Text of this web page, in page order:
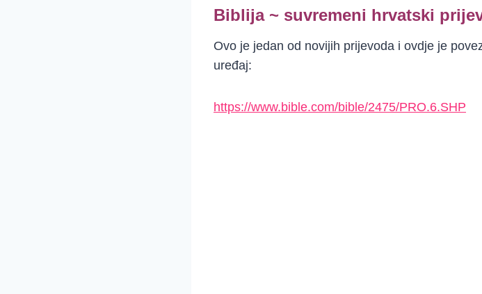
Biblija ~ suvremeni hrvatski
Ovo je jedan od novijih prijevoda i ovdje je
uređaj:
https://www.bible.com/bible/2475/PRO.6.SHP